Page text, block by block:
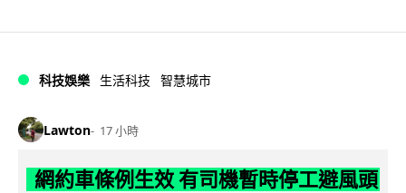
科技娛樂 生活科技 智慧城市
Lawton 17 小時
網約車條例生效 有司機暫時停工避風頭